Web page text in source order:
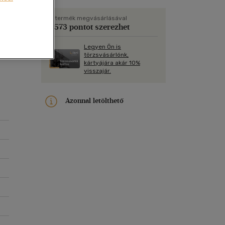
Képeslap
Papír, írószer
A termék megvásárlásával
1 573 pontot szerezhet
Legyen Ön is
törzsvásárlónk,
kártyájára akár 10%
visszajár.
Azonnal letölthető